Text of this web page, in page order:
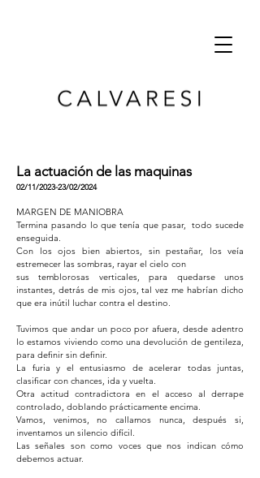
La actuación de las maquinas
02/11/2023-23/02/2024
MARGEN DE MANIOBRA
Termina pasando lo que tenía que pasar, todo sucede
enseguida.
Con los ojos bien abiertos, sin pestañar, los veía
estremecer las sombras, rayar el cielo con
sus temblorosas verticales, para quedarse unos
instantes, detrás de mis ojos, tal vez me habrían dicho
que era inútil luchar contra el destino.
Tuvimos que andar un poco por afuera, desde adentro
lo estamos viviendo como una devolución de gentileza,
para definir sin definir.
La furia y el entusiasmo de acelerar todas juntas,
clasificar con chances, ida y vuelta.
Otra actitud contradictora en el acceso al derrape
controlado, doblando prácticamente encima.
Vamos, venimos, no callamos nunca, después si,
inventamos un silencio difícil.
Las señales son como voces que nos indican cómo
debemos actuar.